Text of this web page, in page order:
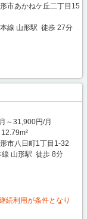
市あかねケ丘二丁目15
本線 山形駅 徒歩 27分
～31,900円/月
市八日町1丁目1-32
線 山形駅 徒歩 8分
続利用が条件となり